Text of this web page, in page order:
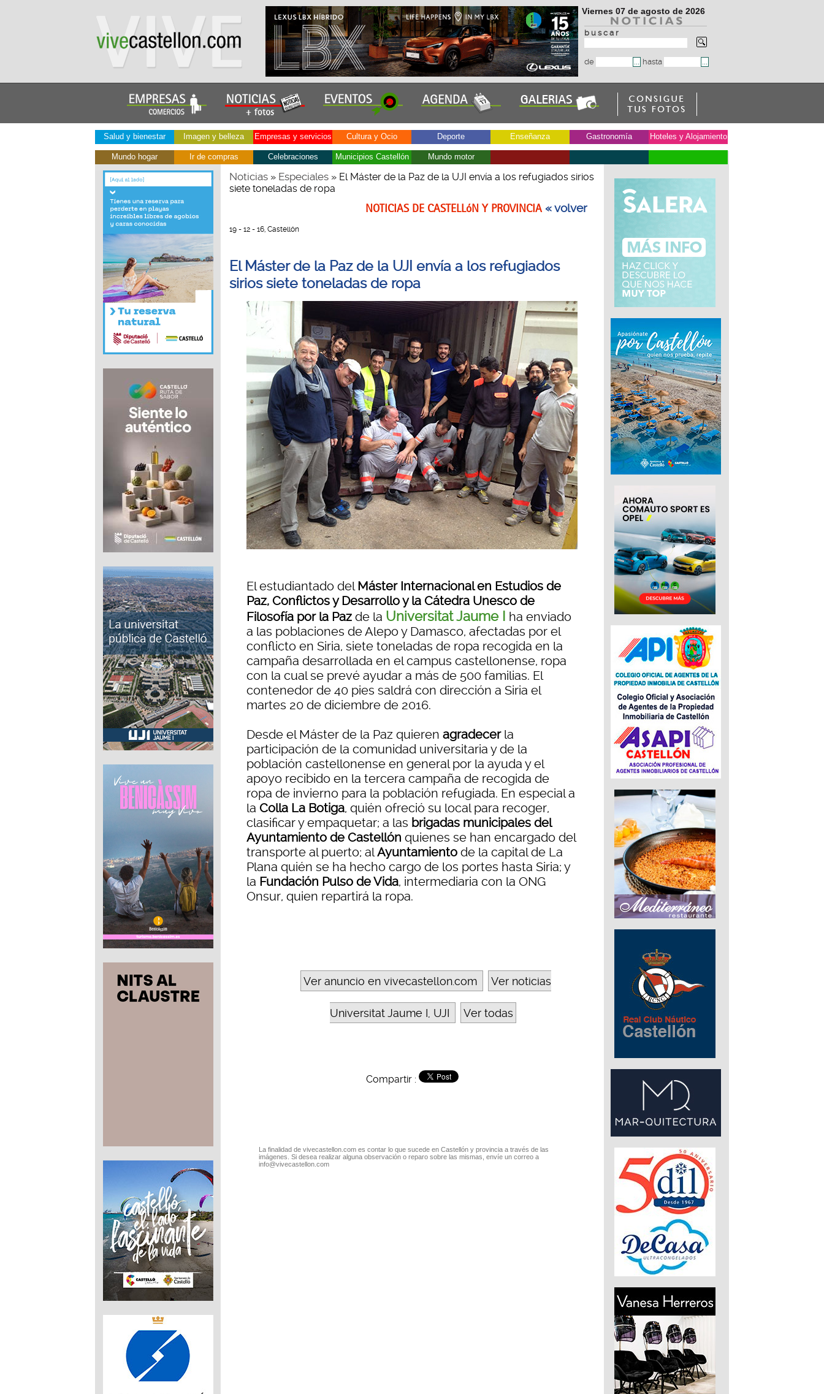
Viernes 07 de agosto de 2026
b u s c a r
de hasta
Salud y bienestar Imagen y belleza Empresas y servicios Cultura y Ocio Deporte Enseñanza Gastronomía Hoteles y Alojamiento
Mundo hogar Ir de compras Celebraciones Municipios Castellón Mundo motor
Noticias» Especiales» El Máster de la Paz de la UJI envía a los refugiados sirios
siete toneladas de ropa
NOTICIAS DE CASTELLóN Y PROVINCIA« volver
19 - 12 - 16, Castellón
El Máster de la Paz de la UJI envía a los refugiados
sirios siete toneladas de ropa
El estudiantado delMáster Internacional en Estudios de
Paz, Conflictos y Desarrollo y la Cátedra Unesco de
Filosofía por la Paz de la Universitat Jaume I ha enviado
a las poblaciones de Alepo y Damasco, afectadas por el
conflicto en Siria, siete toneladas de ropa recogida en la
campaña desarrollada en el campus castellonense, ropa
con la cual se prevé ayudar a más de 500 familias. El
contenedor de 40 pies saldrá con dirección a Siria el
martes 20 de diciembre de 2016.
Desde el Máster de la Paz quieren agradecer la
participación de la comunidad universitaria y de la
población castellonense en general por la ayuda y el
apoyo recibido en la tercera campaña de recogida de
ropa de invierno para la población refugiada. En especial a
la Colla La Botiga, quién ofreció su local para recoger,
clasificar y empaquetar; a las brigadas municipales del
Ayuntamiento de Castellón quienes se han encargado del
transporte al puerto; alAyuntamiento de la capital de La
Plana quién se ha hecho cargo de los portes hasta Siria; y
la Fundación Pulso de Vida, intermediaria con la ONG
Onsur, quien repartirá la ropa.
Ver anuncio en vivecastellon.com Ver noticias
Universitat Jaume I, UJI Ver todas
Compartir :
La finalidad de vivecastellon.com es contar lo que sucede en Castellón y provincia a través de las
imágenes. Si desea realizar alguna observación o reparo sobre las mismas, envíe un correo a
info@vivecastellon.com